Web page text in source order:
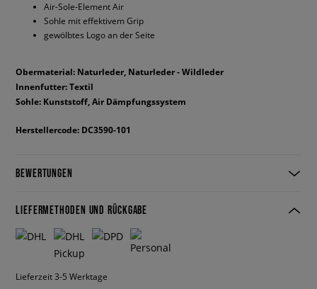
Air-Sole-Element Air
Sohle mit effektivem Grip
gewölbtes Logo an der Seite
Obermaterial: Naturleder, Naturleder - Wildleder
Innenfutter: Textil
Sohle: Kunststoff, Air Dämpfungssystem
Herstellercode: DC3590-101
BEWERTUNGEN
LIEFERMETHODEN UND RÜCKGABE
Lieferzeit 3-5 Werktage